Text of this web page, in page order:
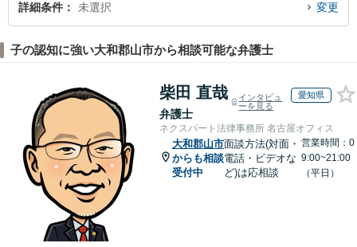
詳細条件 未選択 変更
子の認知に強い大和郡山市から相談可能な弁護士
柴田 直哉
弁護士
インタビュ
ーを見る
愛知県
ネクスパート法律事務所 名古屋オフィス
大和郡山市
からも相談
受付中
面談方法(対面・
電話・ビデオな
ど)は応相談
営業時間：0
9:00~21:00
（平日）